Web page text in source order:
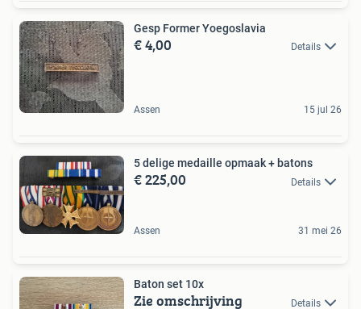
Gesp Former Yoegoslavia
€ 4,00 Details
Assen 15 jul 26
5 delige medaille opmaak + batons
€ 225,00 Details
Assen 31 mei 26
Baton set 10x
Zie omschrijving Details